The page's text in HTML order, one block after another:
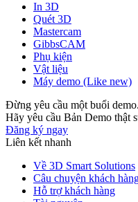
In 3D
Quét 3D
Mastercam
GibbsCAM
Phụ kiện
Vật liệu
Máy demo (Like new)
Đừng yêu cầu một buổi demo.
Hãy yêu cầu Bản Demo thật
Đăng ký ngay
Liên kết nhanh
Về 3D Smart Solutions
Câu chuyện khách
Hỗ trợ khách hàng